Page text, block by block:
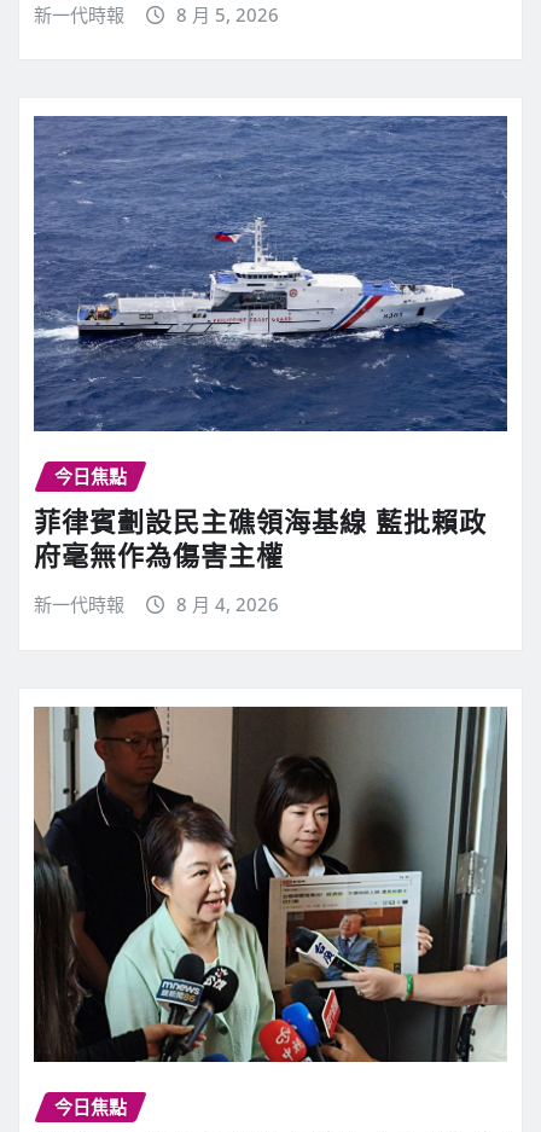
新一代時報 8 月 5, 2026
今日焦點
菲律賓劃設民主礁領海基線 藍批賴政
府毫無作為傷害主權
新一代時報 8 月 4, 2026
今日焦點